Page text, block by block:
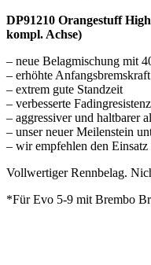
DP91210 Orangestuff
kompl. Achse)
– neue Belagmischung mit
– erhöhte Anfangsbremskraft
– extrem gute Standzeit
– verbesserte
– aggressiver und haltbarer
– unser neuer Meilenstein
– wir empfehlen den
Vollwertiger Rennbelag.
*Für Evo 5-9 mit Brembo